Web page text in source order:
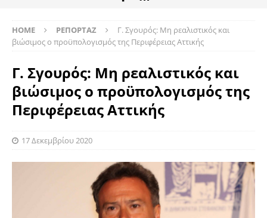
HOME ΡΕΠΟΡΤΑΖ
Γ. Σγουρός: Μη ρεαλιστικός και
βιώσιμος ο προϋπολογισμός της Περιφέρειας Αττικής
Γ. Σγουρός: Μη ρεαλιστικός και
βιώσιμος ο προϋπολογισμός της
Περιφέρειας Αττικής
17 Δεκεμβρίου 2020